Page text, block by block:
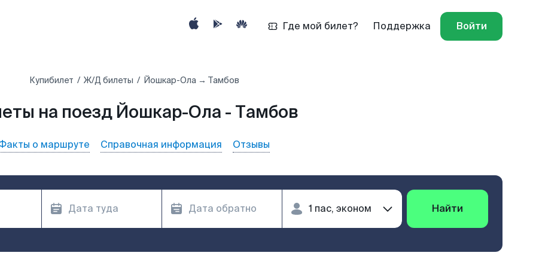
Где мой билет? Поддержка Войти
Купибилет Ж/Д билеты Йошкар-Ола → Тамбов
на поезд Йошкар-Ола - Тамбов
о маршруте Справочная информация Отзывы
Найти